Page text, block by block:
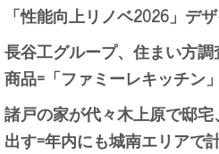
「性能向上リノベ2026」デ
長谷工グループ、住まい方
商品=「ファミーレキッチン
諸戸の家が代々木上原で邸
出す=年内にも城南エリアで